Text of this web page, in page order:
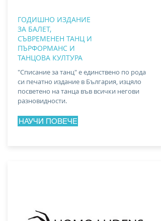
ГОДИШНО ИЗДАНИЕ
ЗА БАЛЕТ,
СЪВРЕМЕНЕН ТАНЦ И
ПЪРФОРМАНС И
ТАНЦОВА КУЛТУРА
"Списание за танц" е единствено по рода
си печатно издание в България, изцяло
посветено на танца във всички негови
разновидности.
НАУЧИ ПОВЕЧЕ